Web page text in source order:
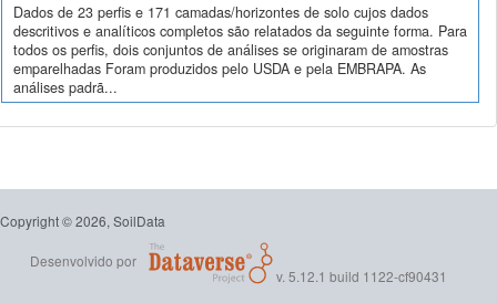
Dados de 23 perfis e 171 camadas/horizontes de solo cujos dados
descritivos e analíticos completos são relatados da seguinte forma. Para
todos os perfis, dois conjuntos de análises se originaram de amostras
emparelhadas Foram produzidos pelo USDA e pela EMBRAPA. As
análises padrã...
Copyright © 2026, SoilData
Desenvolvido por
v. 5.12.1 build 1122-cf90431